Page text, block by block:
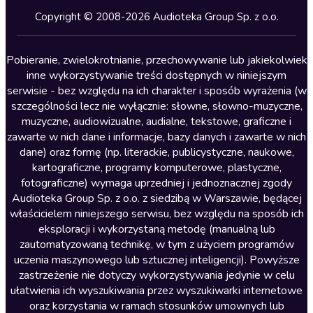
Kryminały
Lektury szkolne
Literatura anglojęzyczna
Literatura faktu
Literatura obyczajowa
Literatura piękna obca
Literatura piękna polska
Nagrania relaksacyjne
Nauka języków
Nauki humanistyczne
Podcasty i audycje
Polityka
Prasa
Copyright © 2008-2026 Audioteka Group Sp. z o.o.
Pobieranie, zwielokrotnianie, przechowywanie lub jakiekolwiek
inne wykorzystywanie treści dostępnych w niniejszym
serwisie - bez względu na ich charakter i sposób wyrażenia (w
szczególności lecz nie wyłącznie: słowne, słowno-muzyczne,
muzyczne, audiowizualne, audialne, tekstowe, graficzne i
zawarte w nich dane i informacje, bazy danych i zawarte w nich
dane) oraz formę (np. literackie, publicystyczne, naukowe,
kartograficzne, programy komputerowe, plastyczne,
fotograficzne) wymaga uprzedniej i jednoznacznej zgody
Audioteka Group Sp. z o.o. z siedzibą w Warszawie, będącej
właścicielem niniejszego serwisu, bez względu na sposób ich
eksploracji i wykorzystaną metodę (manualną lub
zautomatyzowaną technikę, w tym z użyciem programów
uczenia maszynowego lub sztucznej inteligencji). Powyższe
zastrzeżenie nie dotyczy wykorzystywania jedynie w celu
ułatwienia ich wyszukiwania przez wyszukiwarki internetowe
oraz korzystania w ramach stosunków umownych lub